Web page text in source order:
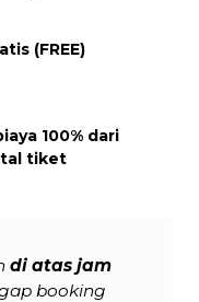
(FREE)
100% dari
tiket
di atas jam
booking